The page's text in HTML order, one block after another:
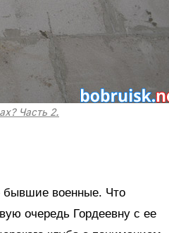
Часть 2.
бывшие военные. Что
очередь Гордеевну с ее